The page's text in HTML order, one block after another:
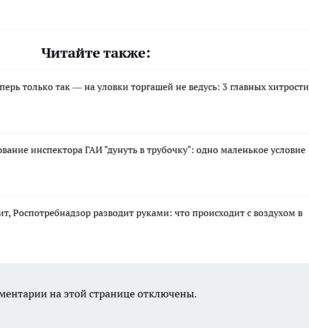
Читайте также:
только так — на уловки торгашей не ведусь: 3 главных хитрости
инспектора ГАИ "дунуть в трубочку": одно маленькое условие
Роспотребнадзор разводит руками: что происходит с воздухом в
на этой странице отключены.